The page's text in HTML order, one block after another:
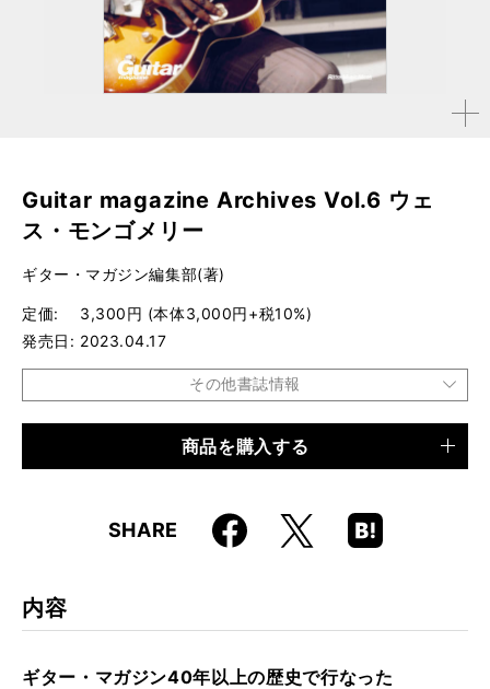
拡大す
Guitar magazine Archives Vol.6 ウェ
ス・モンゴメリー
ギター・マガジン編集部(著)
定価
3,300円 (本体3,000円+税10%)
発売日
2023.04.17
その他書誌情報
9784845638833
商品を購入する
SHARE Faceboo
k
X
Hatena
Boo
内容
ギター・マガジン40年以上の歴史で行なった